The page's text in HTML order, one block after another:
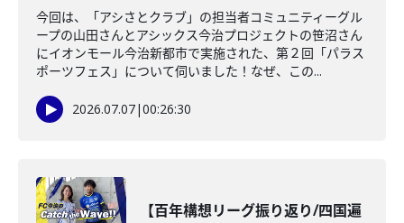
今回は、「アシさとクラブ」の担当者コミュニティーグル
ープの山田さんとアシックス今治プロジェクトの笹沼さん
にイオンモール今治新都市で実施された、第２回「パラス
ポーツフェス」について伺いました！なぜ、この...
2026.07.07|00:26:30
【百年構想リーグ振り返り/四国遍